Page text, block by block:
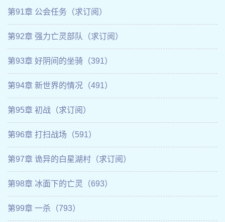
第91章 公会任务（求订阅）
第92章 强力亡灵部队（求订阅）
第93章 好阴间的坐骑（391）
第94章 新世界的情况（491）
第95章 初战（求订阅）
第96章 打扫战场（591）
第97章 诡异的白星湖村（求订阅）
第98章 冰面下的亡灵（693）
第99章 一杀（793）